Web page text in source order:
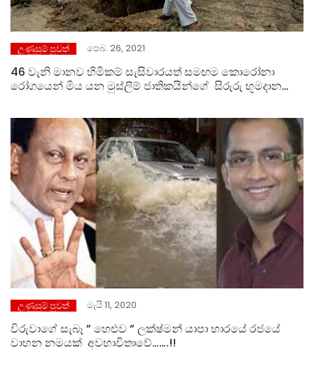
උණුසුම් පුවත් පෙබ. 26, 2021
46 වැනි මානව හිමිකම් සැසිවාරයත් සමඟම කොරෝනා
රෝගයෙන් මිය යන මුස්ලිම් ජාතිකයින්ගේ සිරුරු භූමදානයේ
උණුසුම් පුවත් මැයි 11, 2020
විරුවාගේ සැබෑ ” හෙළුව ” ලක්ෂ්මන් යාපා භාරයේ රජයේ
වාහන නමයක් අවභාවිතාවේ…….!!